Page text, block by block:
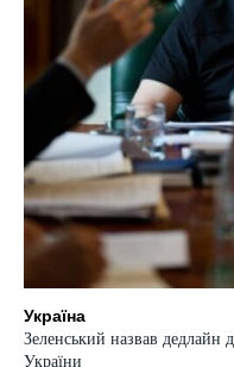
Україна
Зеленський назвав дедлайн
України